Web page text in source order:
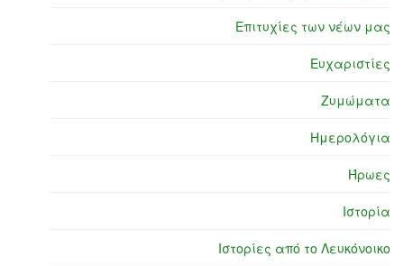
Επιτυχίες των νέων μας
Ευχαριστίες
Ζυμώματα
Ημερολόγια
Ήρωες
Ιστορία
Ιστορίες από το Λευκόνοικο